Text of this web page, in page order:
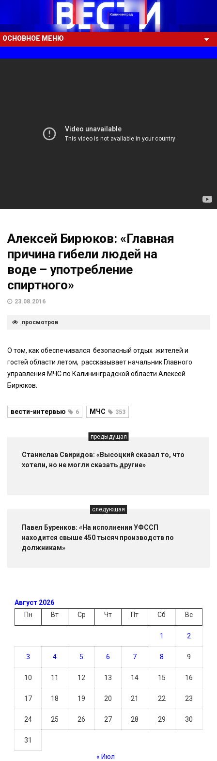
ОСНОВНОЕ МЕНЮ
Алексей Бирюков: «Главная
причина гибели людей на
воде – употребление
спиртного»
23.08.2016
просмотров
О том, как обеспечивался безопасный отдых жителей и
гостей области летом, рассказывает начальник Главного
управления МЧС по Калининградской области Алексей
Бирюков.
вести-интервью 6 МЧС 353
предыдущая
Станислав Свиридов: «Высоцкий сказал то, что
хотели, но не могли сказать другие»
следующая
Павел Буренков: «На исполнении УФССП
находится свыше 450 тысяч производств по
должникам»
Август 2026
Пн
Вт Ср Чт Пт Сб Вс
1 2
3 4 5 6 7 8 9
10 11 12 13 14 15 16
17 18 19 20 21 22 23
24 25 26 27 28 29 30
31
« Июл